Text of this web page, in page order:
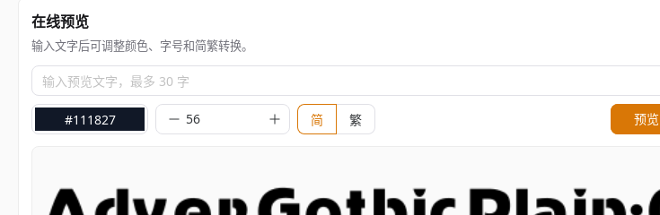
在线预览
输入文字后可调整颜色、字号和简繁转换。
输入预览文字，最多 30 字
#111827 简 繁 预览